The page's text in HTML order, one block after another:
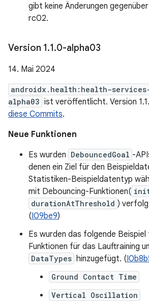
gibt keine Änderungen
rc02.
Version 1.1.0-alpha03
14. Mai 2024
androidx.health:health-
alpha03 ist veröffentlicht. Version
diese Commits.
Neue Funktionen
Es wurden DebouncedGoal -
denen ein Ziel für den
Statistiken-Beispieldatentyp
mit Debouncing-Funktionen(
durationAtThreshold )
(I09be9)
Es wurden das folgende
Funktionen für das Lauftraining
DataTypes hinzugefügt. (
Ground Contact Time
Vertical Oscillation